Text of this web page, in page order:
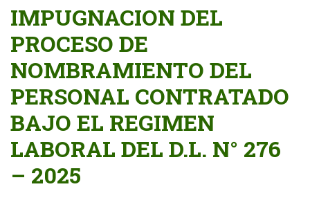
IMPUGNACION DEL
PROCESO DE
NOMBRAMIENTO DEL
PERSONAL CONTRATADO
BAJO EL REGIMEN
LABORAL DEL D.L. N° 276
– 2025